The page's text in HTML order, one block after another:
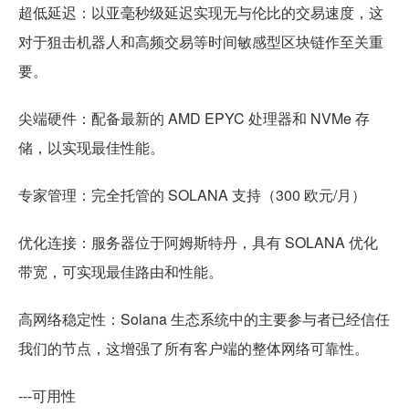
超低延迟：以亚毫秒级延迟实现无与伦比的交易速度，这
对于狙击机器人和高频交易等时间敏感型区块链作至关重
要。
尖端硬件：配备最新的 AMD EPYC 处理器和 NVMe 存
储，以实现最佳性能。
专家管理：完全托管的 SOLANA 支持（300 欧元/月）
优化连接：服务器位于阿姆斯特丹，具有 SOLANA 优化
带宽，可实现最佳路由和性能。
高网络稳定性：Solana 生态系统中的主要参与者已经信任
我们的节点，这增强了所有客户端的整体网络可靠性。
---可用性